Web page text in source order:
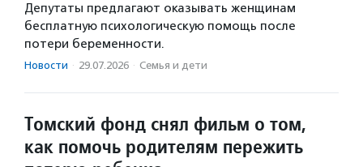
Депутаты предлагают оказывать женщинам
бесплатную психологическую помощь после
потери беременности.
Новости · 29.07.2026 · Семья и дети
Томский фонд снял фильм о том,
как помочь родителям пережить